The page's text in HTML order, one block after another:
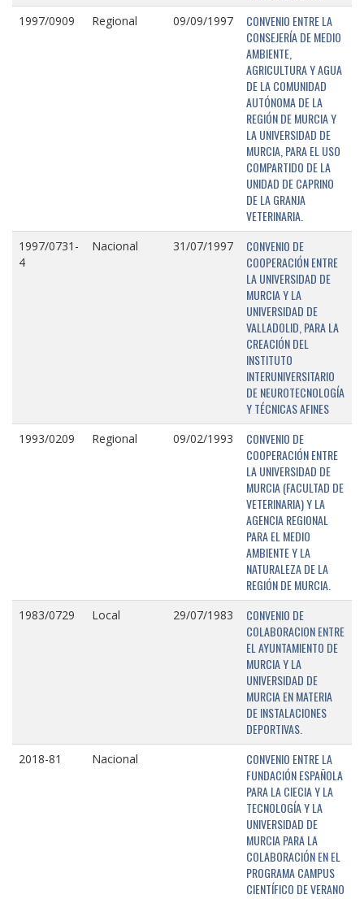
1997/0909 Regional 09/09/1997
CONVENIO ENTRE LA
CONSEJERÍA DE MEDIO
AMBIENTE,
AGRICULTURA Y AGUA
DE LA COMUNIDAD
AUTÓNOMA DE LA
REGIÓN DE MURCIA Y
LA UNIVERSIDAD DE
MURCIA, PARA EL USO
COMPARTIDO DE LA
UNIDAD DE CAPRINO
DE LA GRANJA
VETERINARIA.
1997/0731-
4
Nacional 31/07/1997
CONVENIO DE
COOPERACIÓN ENTRE
LA UNIVERSIDAD DE
MURCIA Y LA
UNIVERSIDAD DE
VALLADOLID, PARA LA
CREACIÓN DEL
INSTITUTO
INTERUNIVERSITARIO
DE NEUROTECNOLOGÍA
Y TÉCNICAS AFINES
1993/0209 Regional 09/02/1993
CONVENIO DE
COOPERACIÓN ENTRE
LA UNIVERSIDAD DE
MURCIA (FACULTAD DE
VETERINARIA) Y LA
AGENCIA REGIONAL
PARA EL MEDIO
AMBIENTE Y LA
NATURALEZA DE LA
REGIÓN DE MURCIA.
1983/0729 Local 29/07/1983
CONVENIO DE
COLABORACION ENTRE
EL AYUNTAMIENTO DE
MURCIA Y LA
UNIVERSIDAD DE
MURCIA EN MATERIA
DE INSTALACIONES
DEPORTIVAS.
2018-81 Nacional
CONVENIO ENTRE LA
FUNDACIÓN ESPAÑOLA
PARA LA CIECIA Y LA
TECNOLOGÍA Y LA
UNIVERSIDAD DE
MURCIA PARA LA
COLABORACIÓN EN EL
PROGRAMA CAMPUS
CIENTÍFICO DE VERANO